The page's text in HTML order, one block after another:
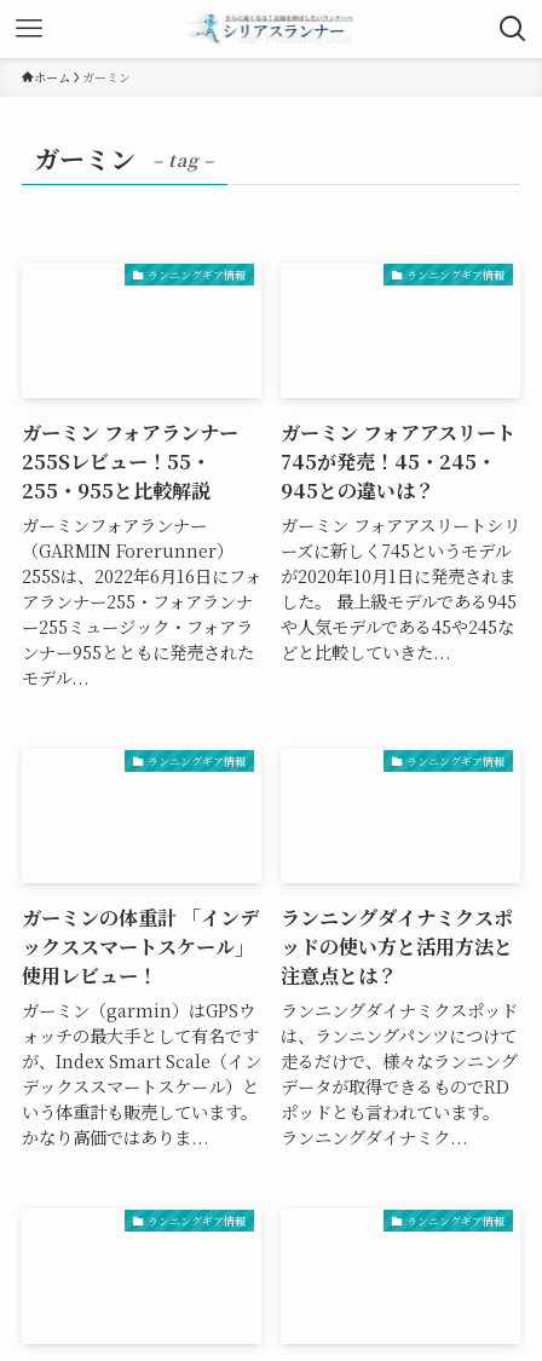
ホーム ガーミン
ガーミン – tag –
ランニングギア情報
ガーミン フォアランナー
255Sレビュー！55・
255・955と比較解説
ガーミンフォアランナー
（GARMIN Forerunner）
255Sは、2022年6月16日にフォ
アランナー255・フォアランナ
ー255ミュージック・フォアラ
ンナー955とともに発売された
モデル...
ランニングギア情報
ガーミン フォアアスリート
745が発売！45・245・
945との違いは？
ガーミン フォアアスリートシリ
ーズに新しく745というモデル
が2020年10月1日に発売されま
した。 最上級モデルである945
や人気モデルである45や245な
どと比較していきた...
ランニングギア情報
ガーミンの体重計 「インデ
ックススマートスケール」
使用レビュー！
ガーミン（garmin）はGPSウ
ォッチの最大手として有名です
が、Index Smart Scale（イン
デックススマートスケール）と
いう体重計も販売しています。
かなり高価ではありま...
ランニングギア情報
ランニングダイナミクスポ
ッドの使い方と活用方法と
注意点とは？
ランニングダイナミクスポッド
は、ランニングパンツにつけて
走るだけで、様々なランニング
データが取得できるものでRD
ポッドとも言われています。
ランニングダイナミク...
ランニングギア情報 ランニングギア情報